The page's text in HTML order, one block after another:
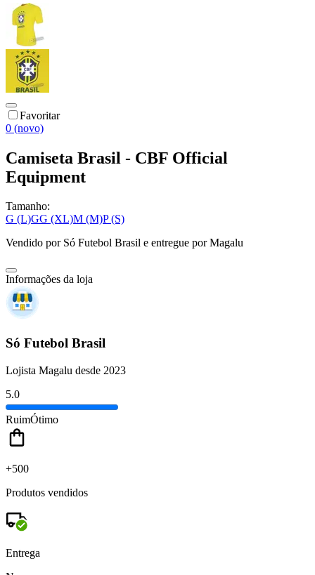
Favoritar
0 (novo)
Camiseta Brasil - CBF Official
Equipment
Tamanho:
G (L)GG (XL)M (M)P (S)
Vendido por Só Futebol Brasil e entregue por Magalu
Informações da loja
Só Futebol Brasil
Lojista Magalu desde 2023
5.0
RuimÓtimo
+500
Produtos vendidos
Entrega